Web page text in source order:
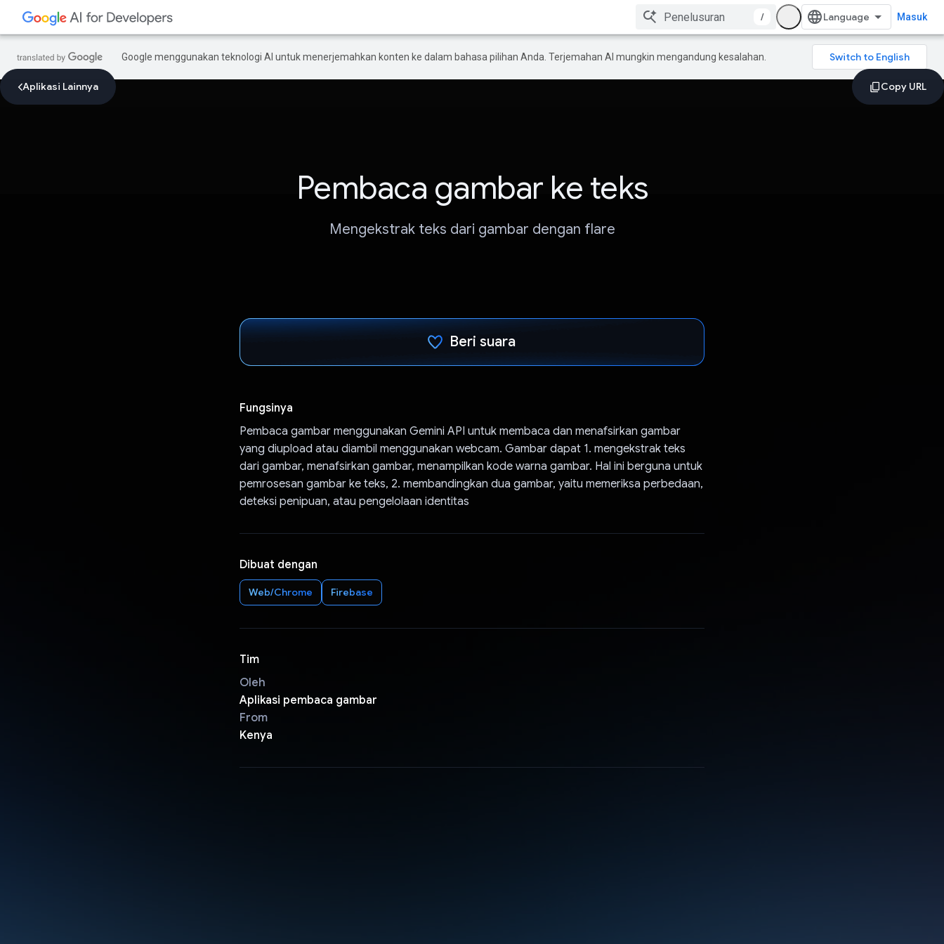
/ Masuk
Google menggunakan teknologi AI untuk menerjemahkan konten ke dalam bahasa pilihan Anda. Terjemahan AI mungkin mengandung kesalahan.
Aplikasi Lainnya
Pembaca gambar ke teks
Mengekstrak teks dari gambar dengan flare
Beri suara
Fungsinya
Pembaca gambar menggunakan Gemini API untuk membaca dan menafsirkan gambar
yang diupload atau diambil menggunakan webcam. Gambar dapat 1. mengekstrak teks
dari gambar, menafsirkan gambar, menampilkan kode warna gambar. Hal ini berguna untuk
pemrosesan gambar ke teks, 2. membandingkan dua gambar, yaitu memeriksa perbedaan,
deteksi penipuan, atau pengelolaan identitas
Dibuat dengan
Web/Chrome Firebase
Tim
Oleh
Aplikasi pembaca gambar
From
Kenya